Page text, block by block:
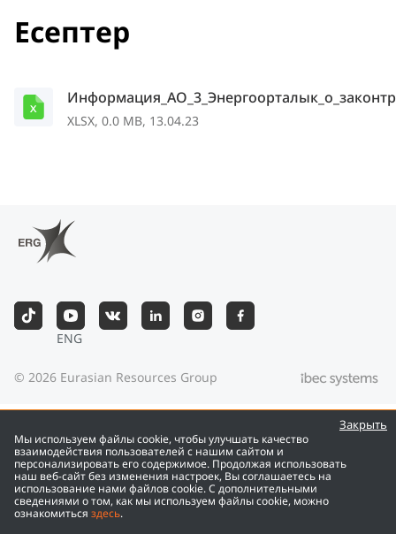
Мы используем файлы cookie, чтобы улучшать качество
взаимодействия пользователей с нашим сайтом и
персонализировать его содержимое. Продолжая использовать
наш веб-сайт без изменения настроек, Вы соглашаетесь на
использование нами файлов cookie. С дополнительными
сведениями о том, как мы используем файлы cookie, можно
ознакомиться здесь.
Закрыть
Есептер
XLSX, 0.0 MB, 13.04.23
ENG
© 2026 Eurasian Resources Group